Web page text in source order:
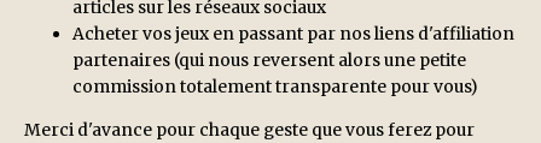
articles sur les réseaux sociaux
Acheter vos jeux en passant par nos liens d'affiliation
partenaires (qui nous reversent alors une petite
commission totalement transparente pour vous)
Merci d'avance pour chaque geste que vous ferez pour